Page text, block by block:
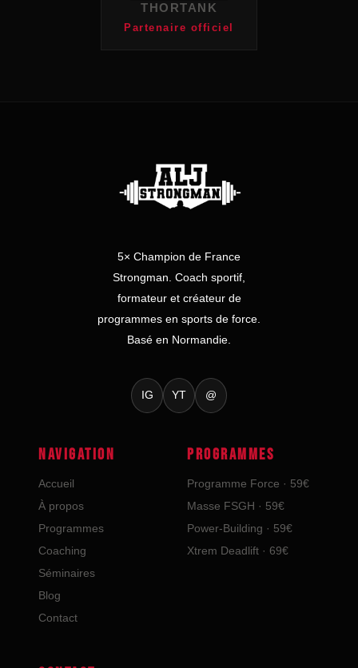
THORTANK
Partenaire officiel
5× Champion de France
Strongman. Coach sportif,
formateur et créateur de
programmes en sports de force.
Basé en Normandie.
IG YT @
NAVIGATION
Accueil
À propos
Programmes
Coaching
Séminaires
Blog
Contact
PROGRAMMES
Programme Force · 59€
Masse FSGH · 59€
Power-Building · 59€
Xtrem Deadlift · 69€